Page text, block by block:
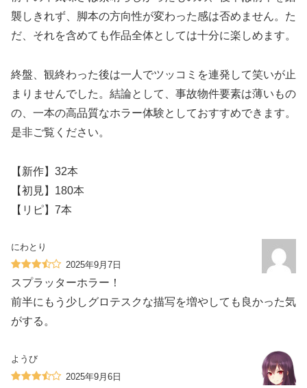
襲しきれず、脚本の方向性が変わった感は否めません。た
だ、それを含めても作品全体としては十分に楽しめます。
終盤、観終わった後は一人でツッコミを連発して笑いが止
まりませんでした。結論として、事故物件要素は薄いもの
の、一本の高品質なホラー体験としておすすめできます。
是非ご覧ください。
【新作】32本
【初見】180本
【リピ】7本
にわとり
2025年9月7日
スプラッターホラー！
前半にもう少しグロテスクな描写を増やしても良かった気
がする。
ようび
2025年9月6日